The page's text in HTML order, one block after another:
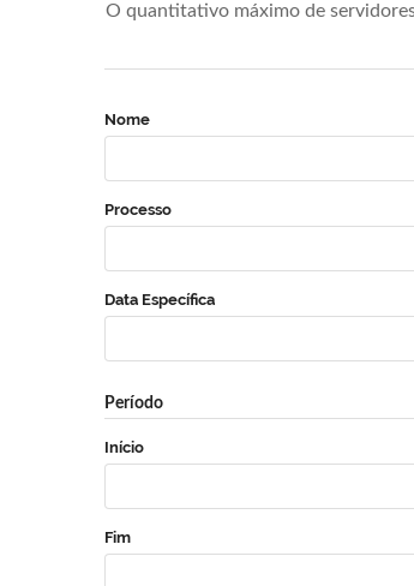
O quantitativo máximo de
Nome
Processo
Data Específica
Período
Início
Fim